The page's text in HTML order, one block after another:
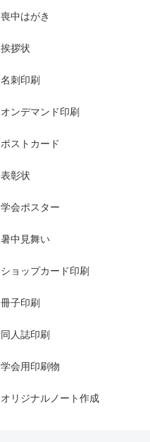
喪中はがき
挨拶状
名刺印刷
オンデマンド印刷
ポストカード
表彰状
学会ポスター
暑中見舞い
ショップカード印刷
冊子印刷
同人誌印刷
学会用印刷物
オリジナルノート作成